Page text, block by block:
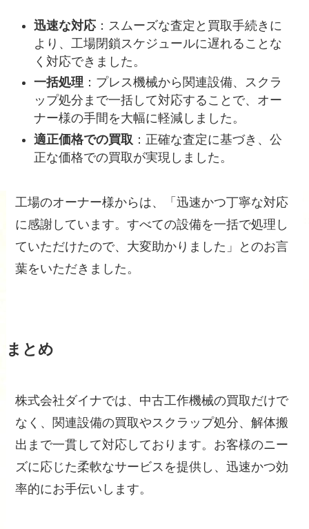
迅速な対応：スムーズな査定と買取手続きに
より、工場閉鎖スケジュールに遅れることな
く対応できました。
一括処理 ：プレス機械から関連設備、スクラ
ップ処分まで一括して対応することで、オー
ナー様の手間を大幅に軽減しました。
適正価格での買取 ：正確な査定に基づき、公
正な価格での買取が実現しました。
工場のオーナー様からは、「迅速かつ丁寧な対応
に感謝しています。すべての設備を一括で処理し
ていただけたので、大変助かりました」とのお言
葉をいただきました。
まとめ
株式会社ダイナでは、中古工作機械の買取だけで
なく、関連設備の買取やスクラップ処分、解体搬
出まで一貫して対応しております。お客様のニー
ズに応じた柔軟なサービスを提供し、迅速かつ効
率的にお手伝いします。